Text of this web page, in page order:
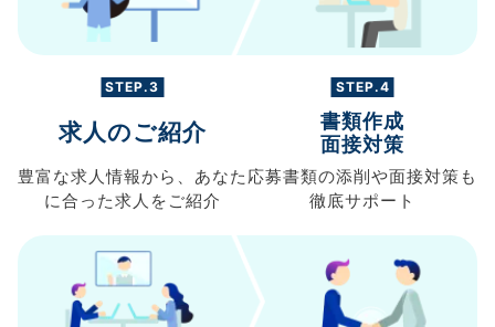
STEP.3
求人のご紹介
豊富な求人情報から、 あなた
に合った求人を ご紹介
STEP.4
書類作成
面接対策
応募書類の添削や面接対策も
徹底サポート